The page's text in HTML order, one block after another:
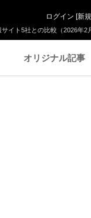
イト5社との比較（2026年2
ログイン [新
オリジナル記事